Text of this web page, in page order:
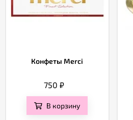
Конфеты Merci
750₽
В корзину